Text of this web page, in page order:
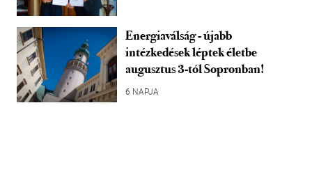
Energiaválság - újabb
intézkedések léptek életbe
augusztus 3-tól Sopronban!
6 NAPJA